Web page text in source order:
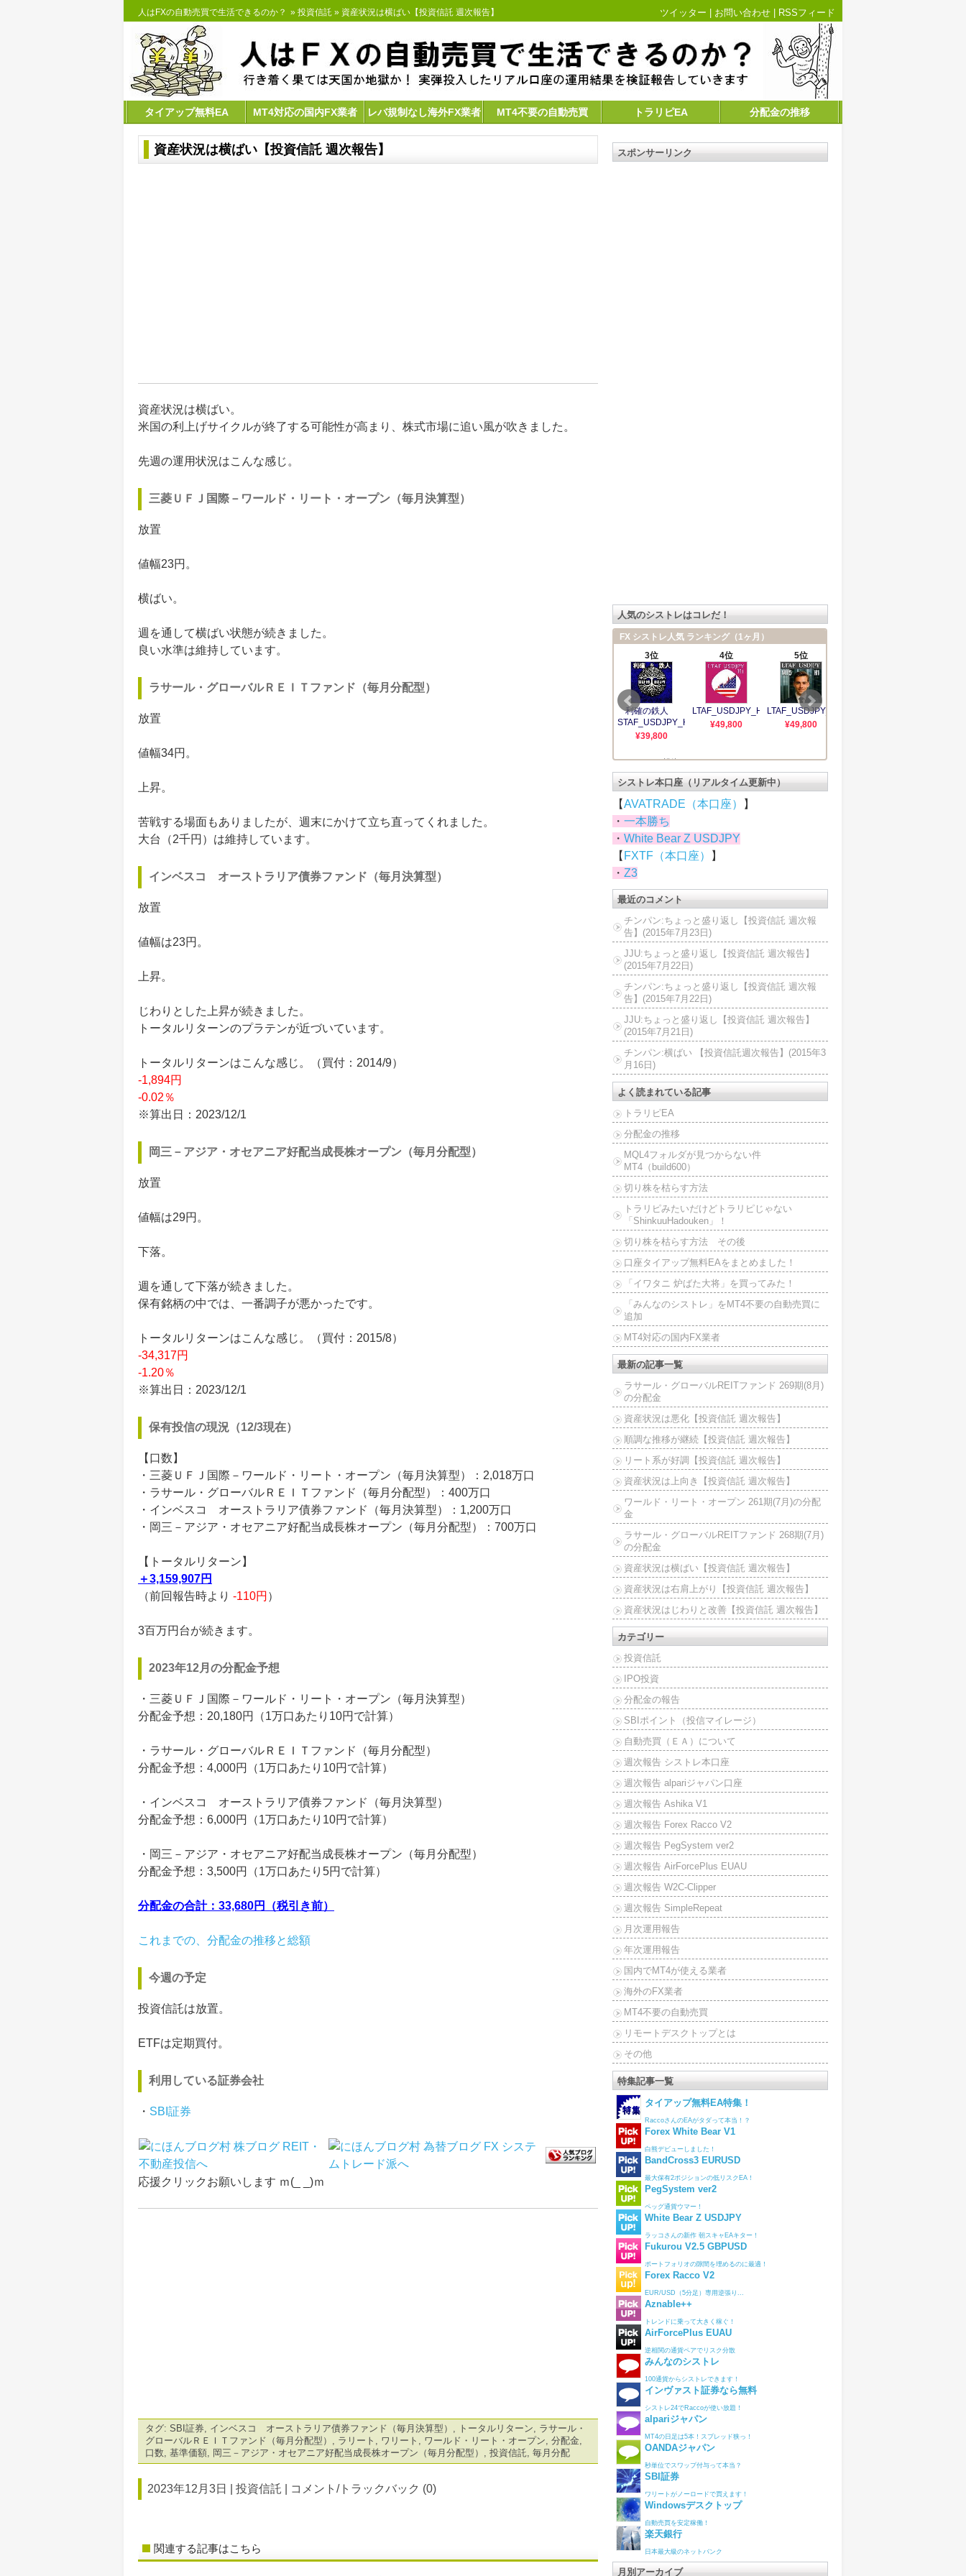
人はFXの自動売買で生活できるのか？ » 投資信託 » 資産状況は横ばい【投資信託 週次報告】 ツイッター お問い合わせ RSSフィード
タイアップ無料EA MT4対応の国内FX業者 レバ規制なし海外FX業者 MT4不要の自動売買 トラリピEA 分配金の推移
資産状況は横ばい【投資信託 週次報告】
資産状況は横ばい。
米国の利上げサイクルが終了する可能性が高まり、株式市場に追い風が吹きました。
先週の運用状況はこんな感じ。
三菱ＵＦＪ国際－ワールド・リート・オープン（毎月決算型）
放置
値幅23円。
横ばい。
週を通して横ばい状態が続きました。
良い水準は維持しています。
ラサール・グローバルＲＥＩＴファンド（毎月分配型）
放置
値幅34円。
上昇。
苦戦する場面もありましたが、週末にかけて立ち直ってくれました。
大台（2千円）は維持しています。
インベスコ オーストラリア債券ファンド（毎月決算型）
放置
値幅は23円。
上昇。
じわりとした上昇が続きました。
トータルリターンのプラテンが近づいています。
トータルリターンはこんな感じ。（買付：2014/9）
-1,894円
-0.02％
※算出日：2023/12/1
岡三－アジア・オセアニア好配当成長株オープン（毎月分配型）
放置
値幅は29円。
下落。
週を通して下落が続きました。
保有銘柄の中では、一番調子が悪かったです。
トータルリターンはこんな感じ。（買付：2015/8）
-34,317円
-1.20％
※算出日：2023/12/1
保有投信の現況（12/3現在）
【口数】
・三菱ＵＦＪ国際－ワールド・リート・オープン（毎月決算型）：2,018万口
・ラサール・グローバルＲＥＩＴファンド（毎月分配型）：400万口
・インベスコ オーストラリア債券ファンド（毎月決算型）：1,200万口
・岡三－アジア・オセアニア好配当成長株オープン（毎月分配型）：700万口
【トータルリターン】
＋3,159,907円
（前回報告時より -110円 ）
3百万円台が続きます。
2023年12月の分配金予想
・三菱ＵＦＪ国際－ワールド・リート・オープン（毎月決算型）
分配金予想：20,180円（1万口あたり10円で計算）
・ラサール・グローバルＲＥＩＴファンド（毎月分配型）
分配金予想：4,000円（1万口あたり10円で計算）
・インベスコ オーストラリア債券ファンド（毎月決算型）
分配金予想：6,000円（1万口あたり10円で計算）
・岡三－アジア・オセアニア好配当成長株オープン（毎月分配型）
分配金予想：3,500円（1万口あたり5円で計算）
分配金の合計：33,680円（税引き前）
これまでの、分配金の推移と総額
今週の予定
投資信託は放置。
ETFは定期買付。
利用している証券会社
・ SBI証券
応援クリックお願いします ｍ(_ _)ｍ
タグ: SBI証券, インベスコ オーストラリア債券ファンド（毎月決算型） , トータルリターン, ラサール・
グローバルＲＥＩＴファンド（毎月分配型） , ラリート , ワリート , ワールド・リート・オープン, 分配金,
口数, 基準価額, 岡三－アジア・オセアニア好配当成長株オープン（毎月分配型） , 投資信託, 毎月分配
2023年12月3日 | 投資信託 コメント/トラックバック (0)
関連する記事はこちら
スポンサーリンク
人気のシストレはコレだ！
シストレ本口座（リアルタイム更新中）
【AVATRADE（本口座）
】
・ 一本勝ち
・ White Bear Z USDJPY
【 FXTF（本口座）
】
・ Z3
最近のコメント
チンパン:ちょっと盛り返し【投資信託 週次報
告】(2015年7月23日)
JJU:ちょっと盛り返し【投資信託 週次報告】
(2015年7月22日)
チンパン:ちょっと盛り返し【投資信託 週次報
告】(2015年7月22日)
JJU:ちょっと盛り返し【投資信託 週次報告】
(2015年7月21日)
チンパン:横ばい 【投資信託週次報告】(2015年3
月16日)
よく読まれている記事
トラリピEA
分配金の推移
MQL4フォルダが見つからない件
MT4（build600）
切り株を枯らす方法
トラリピみたいだけどトラリピじゃない
「ShinkuuHadouken」！
切り株を枯らす方法 その後
口座タイアップ無料EAをまとめました！
「イワタニ 炉ばた大将」を買ってみた！
「みんなのシストレ」をMT4不要の自動売買に
追加
MT4対応の国内FX業者
最新の記事一覧
ラサール・グローバルREITファンド 269期(8月)
の分配金
資産状況は悪化【投資信託 週次報告】
順調な推移が継続【投資信託 週次報告】
リート系が好調【投資信託 週次報告】
資産状況は上向き【投資信託 週次報告】
ワールド・リート・オープン 261期(7月)の分配
金
ラサール・グローバルREITファンド 268期(7月)
の分配金
資産状況は横ばい【投資信託 週次報告】
資産状況は右肩上がり【投資信託 週次報告】
資産状況はじわりと改善【投資信託 週次報告】
カテゴリー
投資信託
IPO投資
分配金の報告
SBIポイント（投信マイレージ）
自動売買（ＥＡ）について
週次報告 シストレ本口座
週次報告 alpariジャパン口座
週次報告 Ashika V1
週次報告 Forex Racco V2
週次報告 PegSystem ver2
週次報告 AirForcePlus EUAU
週次報告 W2C-Clipper
週次報告 SimpleRepeat
月次運用報告
年次運用報告
国内でMT4が使える業者
海外のFX業者
MT4不要の自動売買
リモートデスクトップとは
その他
特集記事一覧
タイアップ無料EA特集！
RaccoさんのEAがタダって本当！？
Forex White Bear V1
白熊デビューしました！
BandCross3 EURUSD
最大保有2ポジションの低リスクEA！
PegSystem ver2
ペッグ通貨ウマー！
White Bear Z USDJPY
ラッコさんの新作 朝スキャEAキター！
Fukurou V2.5 GBPUSD
ポートフォリオの隙間を埋めるのに最適！
Forex Racco V2
EUR/USD（5分足）専用逆張り...
Aznable++
トレンドに乗って大きく稼ぐ！
AirForcePlus EUAU
逆相関の通貨ペアでリスク分散
みんなのシストレ
100通貨からシストレできます！
インヴァスト証券なら無料
シストレ24でRaccoが使い放題！
alpariジャパン
MT4の日足は5本！スプレッド狭っ！
OANDAジャパン
秒単位でスワップ付与って本当？
SBI証券
ワリートがノーロードで買えます！
Windowsデスクトップ
自動売買を安定稼働！
楽天銀行
日本最大級のネットバンク
月別アーカイブ